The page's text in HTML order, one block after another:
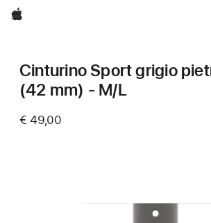
Apple
Cinturino Sport grigio
(42 mm) - M/L
€ 49,00